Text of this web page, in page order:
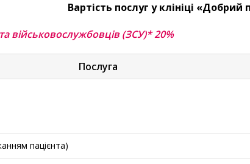
Вартість послуг у клініці «Добрий
військовослужбовців (ЗСУ)* 20%
Послуга
пацієнта)